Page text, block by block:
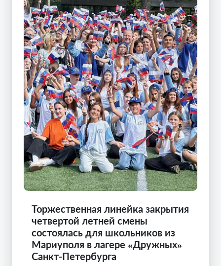
Торжественная линейка закрытия
четвертой летней смены
состоялась для школьников из
Мариуполя в лагере «Дружных»
Санкт-Петербурга